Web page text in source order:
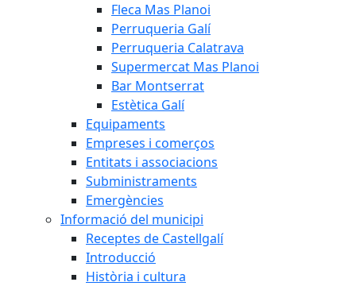
Fleca Mas Planoi
Perruqueria Galí
Perruqueria Calatrava
Supermercat Mas Planoi
Bar Montserrat
Estètica Galí
Equipaments
Empreses i comerços
Entitats i associacions
Subministraments
Emergències
Informació del municipi
Receptes de Castellgalí
Introducció
Història i cultura